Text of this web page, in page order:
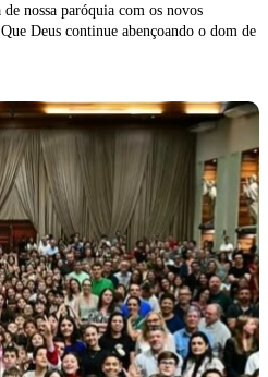
nossa paróquia com os novos
Deus continue abençoando o dom de